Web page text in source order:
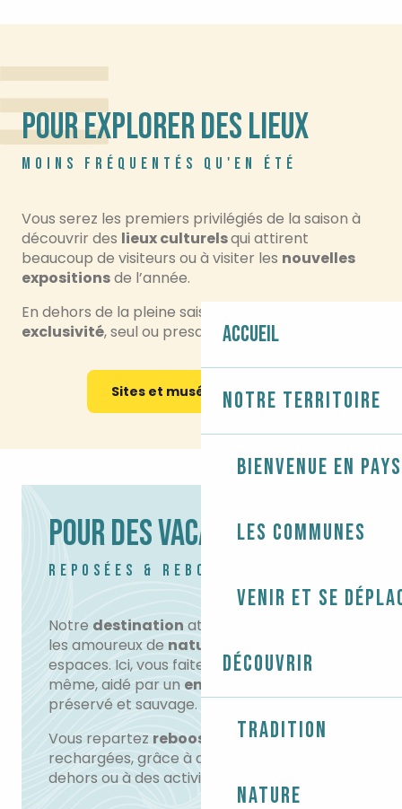
Accueil
Notre territoire
Bienvenue en
Les communes
Venir et se
Découvrir
Tradition
Nature
POUR EXPLORER DES LIEUX
MOINS FRÉQUENTÉS QU'EN ÉTÉ
Vous serez les premiers privilégiés de la saison à
découvrir des lieux culturelsqui attirent
beaucoup de visiteurs ou à visiter les nouvelles
expositionsde l’année.
En dehors de la pleine saison, vous en profitez en
exclusivité, seul ou presque !
Sites et musées à visiter
POUR DES VACANCES
REPOSÉES & REBOOSTÉES
Notre destination attire particulièrement
les amoureux de nature
espaces. Ici, vous faites le calmeen vous-
même, aidé par un environnement
préservé et sauvage.
Vous repartez reboosté
, vos batteries
rechargées, grâce à de longues balades
dehors ou à des activités de plein air.